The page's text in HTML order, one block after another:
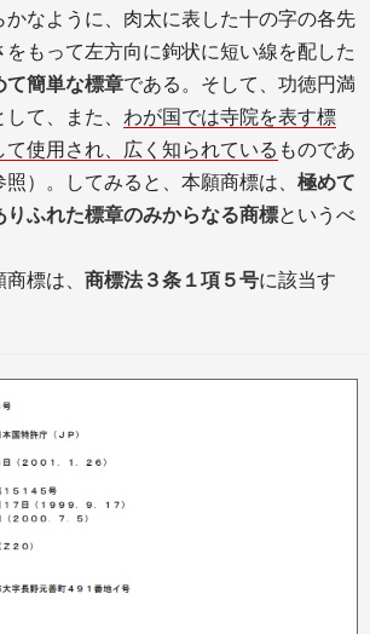
かなように、肉太に表した十の字の各先
もって左方向に鉤状に短い線を配した
て簡単な標章である。そして、功徳円満
て、また、 わが国では寺院を表す標
使用され、広く知られている ものであ
）。してみると、本願商標は、 極めて
りふれた標章のみからなる商標というべ
標は、 商標法３条１項５号に該当す